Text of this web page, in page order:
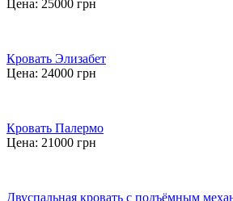
Цена: 25000 грн
Кровать Элизабет
Цена: 24000 грн
Кровать Палермо
Цена: 21000 грн
Двуспальная кровать с подъёмным